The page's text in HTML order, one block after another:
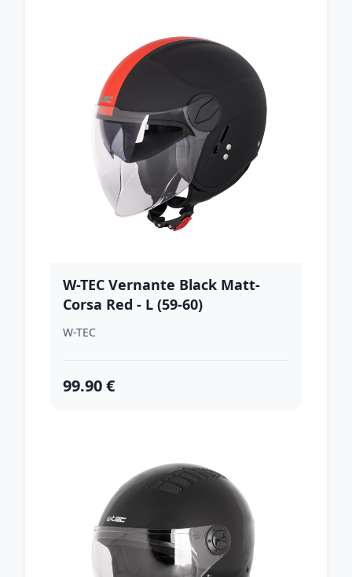
W-TEC Vernante Black Matt-
Corsa Red - L (59-60)
W-TEC
99.90 €